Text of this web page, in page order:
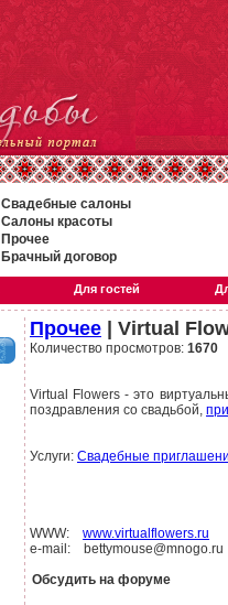
Свадебные салоны
Салоны красоты
Прочее
Брачный договор
Для гостей
Прочее | Virtual
Количество просмотров: 1670
Virtual Flowers - это
поздравления со свадьбой,
Услуги: Свадебные
WWW: www.virtualflowers.ru
e-mail: bettymouse@mnogo.ru
Обсудить на форуме